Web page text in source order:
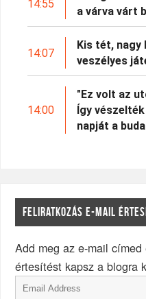
14:55
a várva várt
14:07
Kis tét, nagy
veszélyes
14:00
"Ez volt az
Így
napját a
FELIRATKOZÁS E-MAIL
Add meg az e-mail
értesítést kapsz a blogra